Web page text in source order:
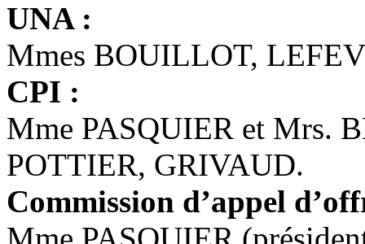
UNA :
Mmes BOUILLOT,
CPI :
Mme PASQUIER et Mrs.
POTTIER, GRIVAUD.
Commission d’appel